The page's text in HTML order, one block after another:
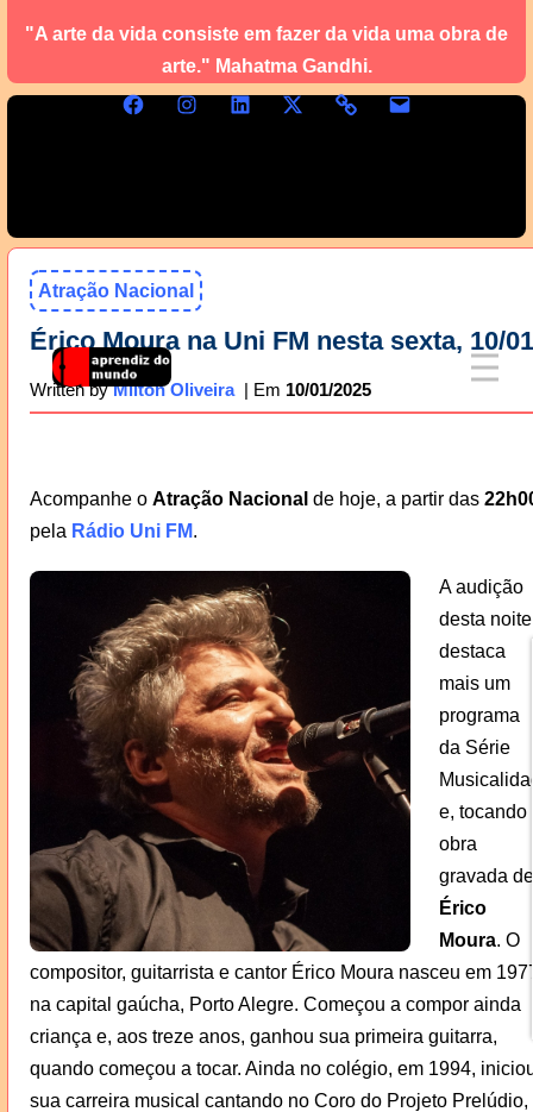
"A arte da vida consiste em fazer da vida uma obra de
arte." Mahatma Gandhi.
Atração Nacional
Érico Moura na Uni FM nesta sexta, 10/01
Written byMilton Oliveira 10/01/2025
Acompanhe o Atração Nacional de hoje, a partir das
pela Rádio Uni FM.
A audição
desta noite
destaca
mais um
programa
da Série
e, tocando
obra
gravada de
Érico
Moura. O
compositor, guitarrista e cantor Érico Moura nasceu em
na capital gaúcha, Porto Alegre. Começou a compor ainda
criança e, aos treze anos, ganhou sua primeira guitarra,
quando começou a tocar. Ainda no colégio, em 1994,
sua carreira musical cantando no Coro do Projeto Prelúdio,